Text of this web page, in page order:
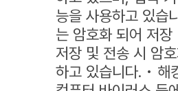
능을 사용하고 있습
는 암호화 되어 저
저장 및 전송 시 암
하고 있습니다. • 해